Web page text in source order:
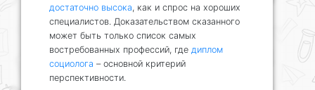
достаточно высока, как и спрос на хороших
специалистов. Доказательством сказанного
может быть только список самых
востребованных профессий, где диплом
социолога – основной критерий
перспективности.